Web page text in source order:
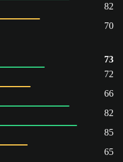
82
70
73
72
66
82
85
65